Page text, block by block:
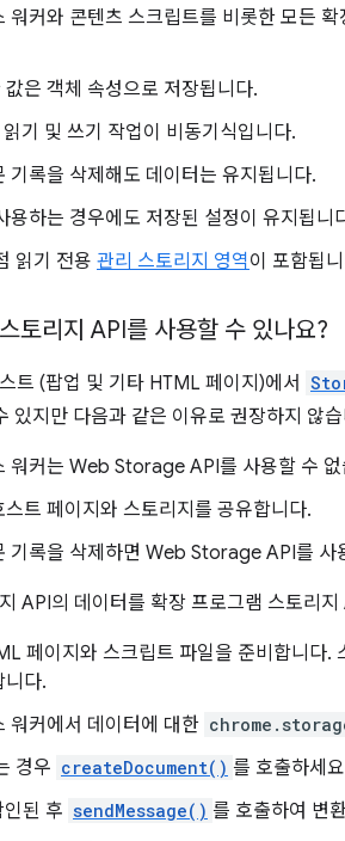
워커와 콘텐츠 스크립트를 비롯한 모든
은 객체 속성으로 저장됩니다.
기 및 쓰기 작업이 비동기식입니다.
기록을 삭제해도 데이터는 유지됩니다.
용하는 경우에도 저장된 설정이 유지됩니
읽기 전용 관리 스토리지 영역이 포함됩
토리지 API를 사용할 수 있나요?
트 (팝업 및 기타 HTML 페이지)에서
있지만 다음과 같은 이유로 권장하지 않
워커는 Web Storage API를 사용할 수 없
트 페이지와 스토리지를 공유합니다.
기록을 삭제하면 Web Storage API를 사
API의 데이터를 확장 프로그램 스토리
페이지와 스크립트 파일을 준비합니다.
니다.
워커에서 데이터에 대한
경우 createDocument() 를 호출하세
된 후 sendMessage() 를 호출하여 변